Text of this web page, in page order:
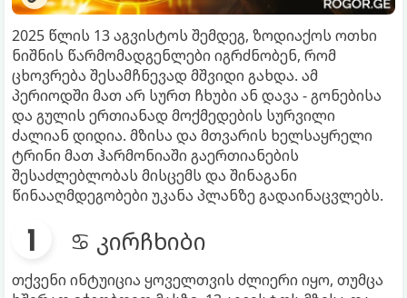
2025 წლის 13 აგვისტოს შემდეგ, ზოდიაქოს ოთხი
ნიშნის წარმომადგენლები იგრძნობენ, რომ
ცხოვრება შესამჩნევად მშვიდი გახდა. ამ
პერიოდში მათ არ სურთ ჩხუბი ან დავა - გონებისა
და გულის ერთიანად მოქმედების სურვილი
ძალიან დიდია. მზისა და მთვარის ხელსაყრელი
ტრინი მათ ჰარმონიაში გაერთიანების
შესაძლებლობას მისცემს და შინაგანი
წინააღმდეგობები უკანა პლანზე გადაინაცვლებს.
♋ კირჩხიბი
თქვენი ინტუიცია ყოველთვის ძლიერი იყო, თუმცა